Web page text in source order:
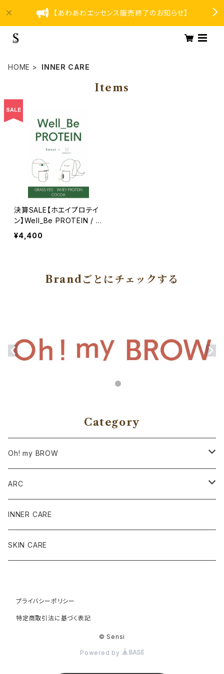
【あわあわエッセンス販売終了のお知らせ】
HOME INNER CARE
Items
決算SALE【ホエイプロテイ
ン】Well_Be PROTEIN / コ
コア味 8800→4400
¥4,400
Brandごとにチェックする
Category
Oh! my BROW
サロン導入商品
ワックス商品
ケア商品
ARC
SET
定番12種各種
お守りstone
INNER CARE
SKIN CARE
プライバシーポリシー
特定商取引法に基づく表記
© Sensi
Powered by